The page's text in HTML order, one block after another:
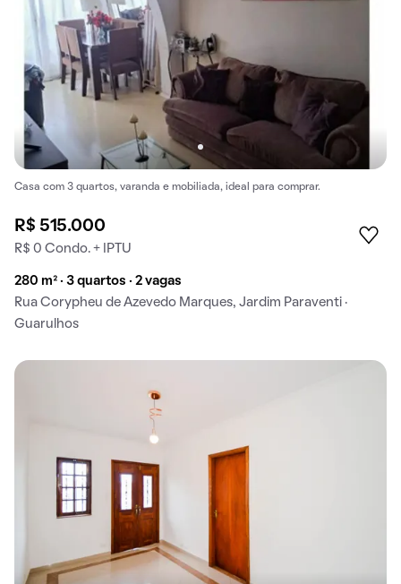
Casa com 3 quartos, varanda e mobiliada, ideal para comprar.
R$ 515.000
R$ 0 Condo. + IPTU
280 m² · 3 quartos · 2 vagas
Rua Corypheu de Azevedo Marques, Jardim Paraventi ·
Guarulhos